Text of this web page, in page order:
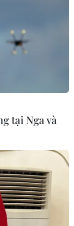
tư y tế
tại Nga và